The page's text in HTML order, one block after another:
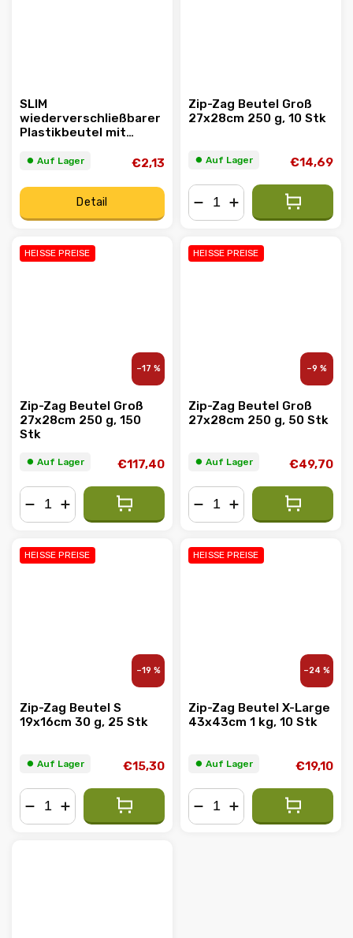
SLIM
wiederverschließbarer
Plastikbeutel mit
Packung mit 100 Stück
⏺︎ Auf Lager €2,13
Detail
Zip-Zag Beutel Groß
27x28cm 250 g, 10 Stk
⏺︎ Auf Lager €14,69
HEISSE PREISE
–17 %
Zip-Zag Beutel Groß
27x28cm 250 g, 150
Stk
⏺︎ Auf Lager €117,40
HEISSE PREISE
–9 %
Zip-Zag Beutel Groß
27x28cm 250 g, 50 Stk
⏺︎ Auf Lager €49,70
HEISSE PREISE
–19 %
Zip-Zag Beutel S
19x16cm 30 g, 25 Stk
⏺︎ Auf Lager €15,30
HEISSE PREISE
–24 %
Zip-Zag Beutel X-Large
43x43cm 1 kg, 10 Stk
⏺︎ Auf Lager €19,10